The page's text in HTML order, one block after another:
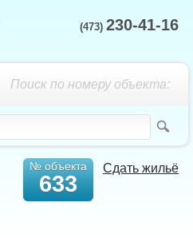
(473) 230-41-16
Поиск по номеру объекта:
Сдать жильё
№ объекта
633